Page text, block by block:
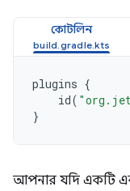
কোটলিন
plugins {
id(
}
আপনার যদি একটি